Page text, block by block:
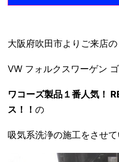
大阪府吹田市よりご来店の
VW フォルクスワーゲン
ワコーズ製品１番人気！
ス！！ の
吸気系洗浄の施工をさせて